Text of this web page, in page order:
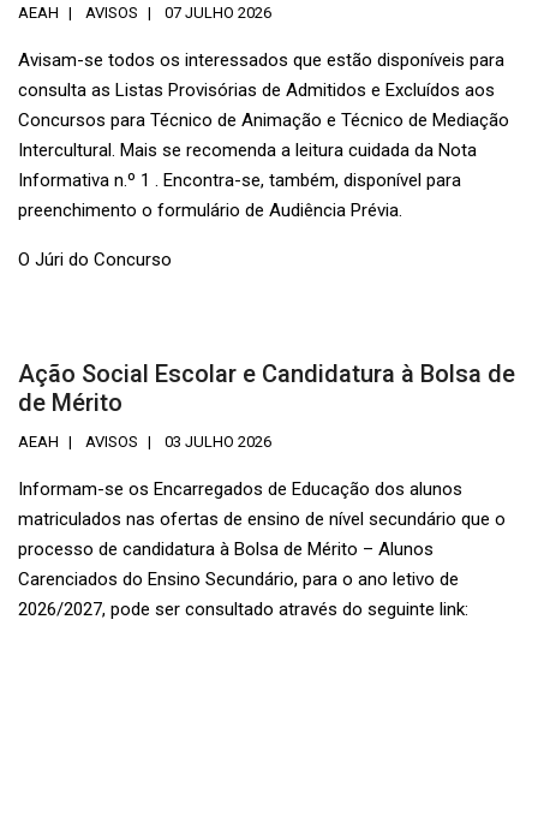
AEAH AVISOS 07 JULHO 2026
Avisam-se todos os interessados que estão disponíveis para
consulta as Listas Provisórias de Admitidos e Excluídos aos
Concursos para Técnico de Animação e Técnico de Mediação
Intercultural. Mais se recomenda a leitura cuidada da Nota
Informativa n.º 1 . Encontra-se, também, disponível para
preenchimento o formulário de Audiência Prévia.
O Júri do Concurso
Ação Social Escolar e Candidatura à Bolsa de
de Mérito
AEAH AVISOS 03 JULHO 2026
Informam-se os Encarregados de Educação dos alunos
matriculados nas ofertas de ensino de nível secundário que o
processo de candidatura à Bolsa de Mérito – Alunos
Carenciados do Ensino Secundário, para o ano letivo de
2026/2027, pode ser consultado através do seguinte link: